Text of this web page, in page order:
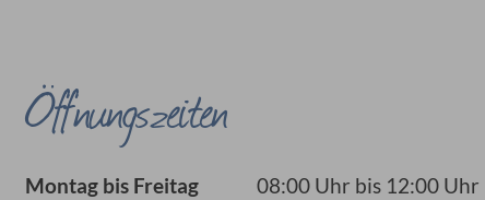
Öffnungszeiten
Montag bis Freitag 08:00 Uhr bis 12:00 Uhr